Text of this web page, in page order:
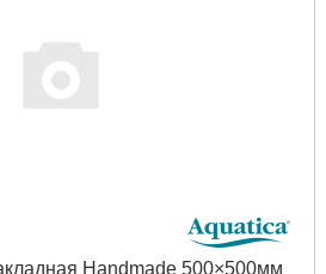
Handmade 500×500мм